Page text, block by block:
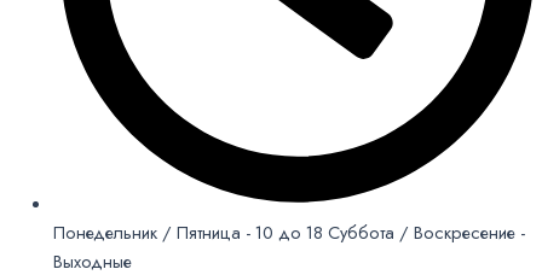
Понедельник / Пятница - 10 до 18 Суббота / Воскресение -
Выходные